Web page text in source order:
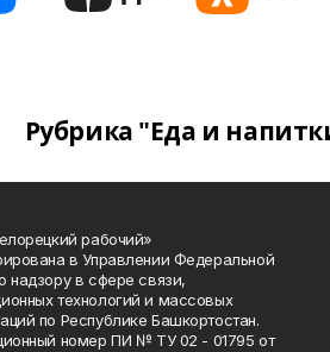
Рубрика "Еда и
рабочий»
в Управлении Федеральной
надзору в сфере связи,
технологий и массовых
по Республике Башкортостан.
номер ПИ № ТУ 02 - 01795 от